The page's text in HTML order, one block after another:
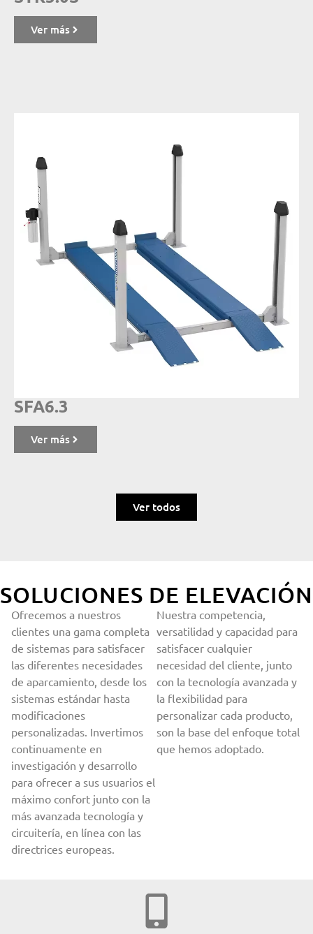
Ver más
SFA6.3
Ver más
Ver todos
SOLUCIONES DE ELEVACIÓN
Ofrecemos a nuestros
clientes una gama completa
de sistemas para satisfacer
las diferentes necesidades
de aparcamiento, desde los
sistemas estándar hasta
modificaciones
personalizadas. Invertimos
continuamente en
investigación y desarrollo
para ofrecer a sus usuarios el
máximo confort junto con la
más avanzada tecnología y
circuitería, en línea con las
directrices europeas.
Nuestra competencia,
versatilidad y capacidad para
satisfacer cualquier
necesidad del cliente, junto
con la tecnología avanzada y
la flexibilidad para
personalizar cada producto,
son la base del enfoque total
que hemos adoptado.